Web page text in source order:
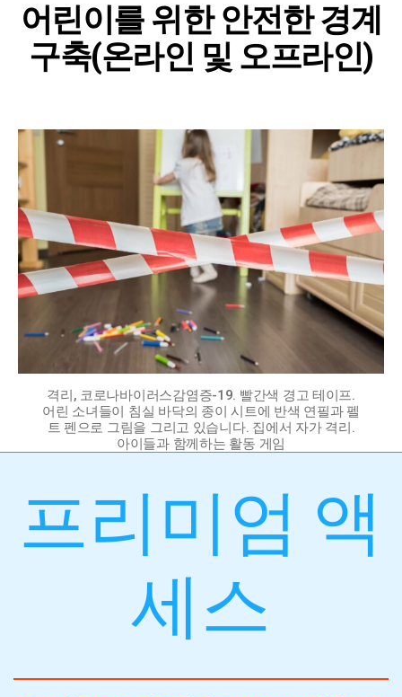
어린이를 위한 안전한 경계
구축(온라인 및 오프라인)
격리, 코로나바이러스감염증-19. 빨간색 경고 테이프.
어린 소녀들이 침실 바닥의 종이 시트에 반색 연필과 펠
트 펜으로 그림을 그리고 있습니다. 집에서 자가 격리.
아이들과 함께하는 활동 게임
프리미엄 액
세스